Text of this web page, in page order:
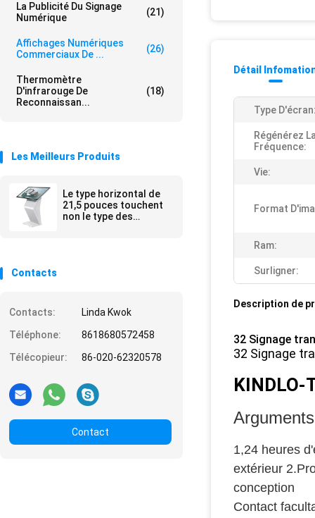
La Publicité Du Signage
Numérique
(21)
Affichages Numériques
Commerciaux De ...
(26)
Thermomètre
D'infrarouge De
Reconnaissan...
(18)
Les Meilleurs Produits
Le type horizontal de
21,5 pouces touchent
non le type des
Contacts
Contacts:
Linda Kwok
Téléphone:
8618680572458
Télécopieur:
86-020-62320578
Contact
Détail
Type
Régénérez
Fréquence:
Vie:
Format
Ram:
Surligner:
Description de
32 Signage
32 Signage
KINDLO-
1,24 heures
extérieur
conception
Contact